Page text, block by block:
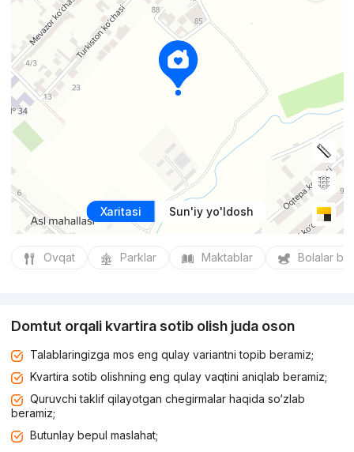
Xaritasi Sun'iy yo'ldosh
Ovqat Parklar Maktablar Bolalar
Domtut orqali kvartira sotib olish juda oson
Talablaringizga mos eng qulay variantni topib beramiz;
Kvartira sotib olishning eng qulay vaqtini aniqlab beramiz;
Quruvchi taklif qilayotgan chegirmalar haqida so‘zlab
beramiz;
Butunlay bepul maslahat;